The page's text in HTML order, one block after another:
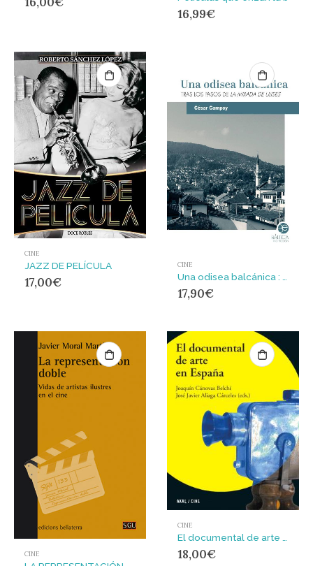
16,99€
CINE
JAZZ DE PELÍCULA
17,00€
CINE
Una odisea balcánica : Tras los pasos de La mirada de Ulises
17,90€
CINE
CINE
El documental de arte en España
18,00€